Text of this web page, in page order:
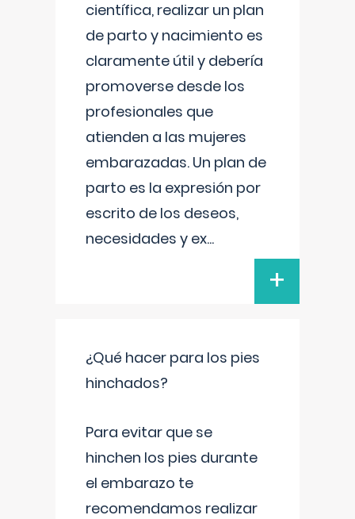
científica, realizar un plan
de parto y nacimiento es
claramente útil y debería
promoverse desde los
profesionales que
atienden a las mujeres
embarazadas. Un plan de
parto es la expresión por
escrito de los deseos,
necesidades y ex...
+
¿Qué hacer para los pies
hinchados?
Para evitar que se
hinchen los pies durante
el embarazo te
recomendamos realizar